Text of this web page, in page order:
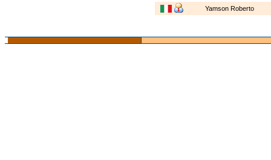
Yamson Roberto